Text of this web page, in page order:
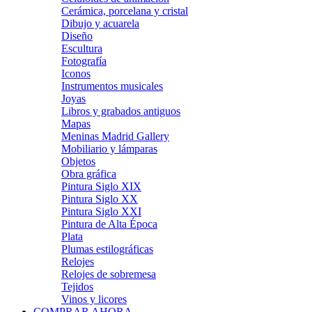
Cerámica, porcelana y cristal
Dibujo y acuarela
Diseño
Escultura
Fotografía
Iconos
Instrumentos musicales
Joyas
Libros y grabados antiguos
Mapas
Meninas Madrid Gallery
Mobiliario y lámparas
Objetos
Obra gráfica
Pintura Siglo XIX
Pintura Siglo XX
Pintura Siglo XXI
Pintura de Alta Época
Plata
Plumas estilográficas
Relojes
Relojes de sobremesa
Tejidos
Vinos y licores